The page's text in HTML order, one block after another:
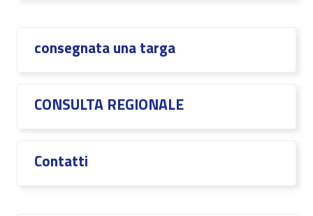
consegnata una targa
CONSULTA REGIONALE
Contatti